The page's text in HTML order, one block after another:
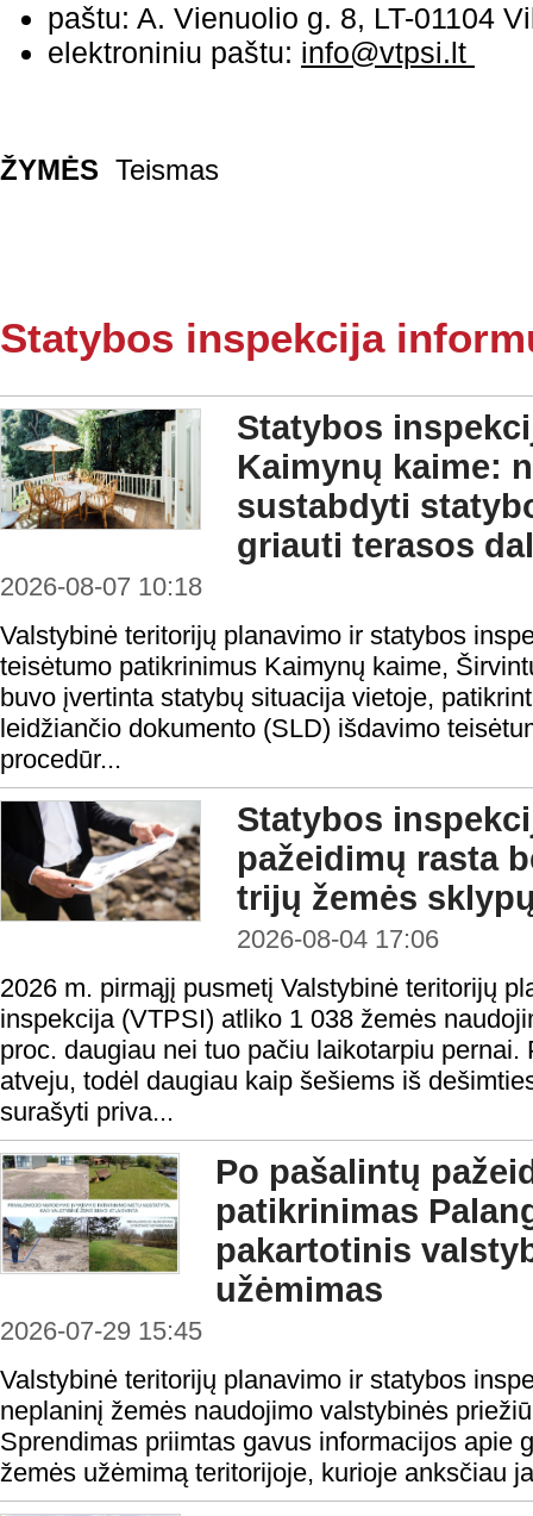
paštu: A. Vienuolio g. 8, LT-01104
elektroniniu paštu: info@vtpsi.lt
ŽYMĖS Teismas
Statybos inspekcija
Statybos
Kaimynų kaime:
sustabdyti
griauti terasos
2026-08-07 10:18
Valstybinė teritorijų planavimo ir statybos
teisėtumo patikrinimus Kaimynų kaime,
buvo įvertinta statybų situacija vietoje,
leidžiančio dokumento (SLD) išdavimo
procedūr...
Statybos
pažeidimų rasta
trijų žemės
2026-08-04 17:06
2026 m. pirmąjį pusmetį Valstybinė teritorijų
inspekcija (VTPSI) atliko 1 038 žemės
proc. daugiau nei tuo pačiu laikotarpiu
atveju, todėl daugiau kaip šešiems iš
surašyti priva...
Po pašalintų
patikrinimas
pakartotinis
užėmimas
2026-07-29 15:45
Valstybinė teritorijų planavimo ir statybos
neplaninį žemės naudojimo valstybinės
Sprendimas priimtas gavus informacijos apie
žemės užėmimą teritorijoje, kurioje anksčiau